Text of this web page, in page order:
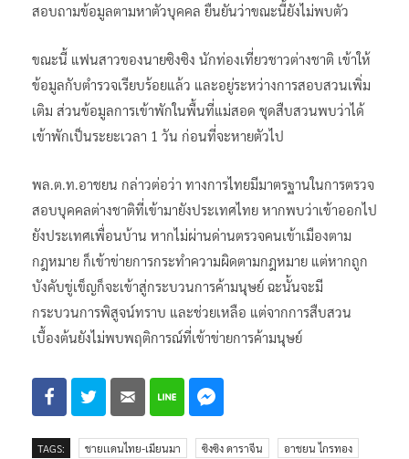
สอบถามข้อมูลตามหาตัวบุคคล ยืนยันว่าขณะนี้ยังไม่พบตัว
ขณะนี้ แฟนสาวของนายซิงซิง นักท่องเที่ยวชาวต่างชาติ เข้าให้
ข้อมูลกับตำรวจเรียบร้อยแล้ว และอยู่ระหว่างการสอบสวนเพิ่ม
เติม ส่วนข้อมูลการเข้าพักในพื้นที่แม่สอด ชุดสืบสวนพบว่าได้
เข้าพักเป็นระยะเวลา 1 วัน ก่อนที่จะหายตัวไป
พล.ต.ท.อาชยน กล่าวต่อว่า ทางการไทยมีมาตรฐานในการตรวจ
สอบบุคคลต่างชาติที่เข้ามายังประเทศไทย หากพบว่าเข้าออกไป
ยังประเทศเพื่อนบ้าน หากไม่ผ่านด่านตรวจคนเข้าเมืองตาม
กฎหมาย ก็เข้าข่ายการกระทำความผิดตามกฎหมาย แต่หากถูก
บังคับขู่เข็ญก็จะเข้าสู่กระบวนการค้ามนุษย์ ฉะนั้นจะมี
กระบวนการพิสูจน์ทราบ และช่วยเหลือ แต่จากการสืบสวน
เบื้องต้นยังไม่พบพฤติการณ์ที่เข้าข่ายการค้ามนุษย์
TAGS: ชายเเดนไทย-เมียนมา ซิงซิง ดาราจีน อาชยน ไกรทอง